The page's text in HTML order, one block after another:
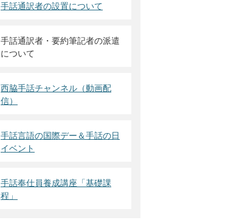
手話通訳者の設置について
手話通訳者・要約筆記者の派遣
について
西脇手話チャンネル（動画配
信）
手話言語の国際デー＆手話の日
イベント
手話奉仕員養成講座「基礎課
程」